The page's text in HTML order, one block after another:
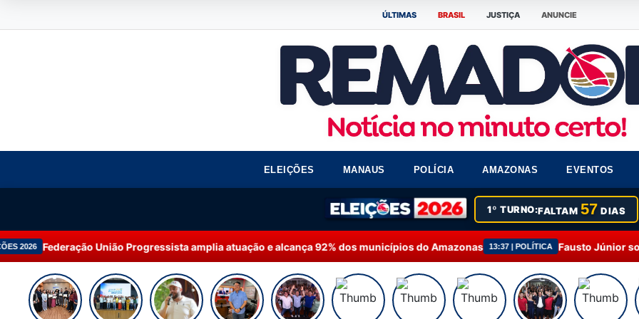
ÚLTIMAS BRASIL JUSTIÇA ANUNCIE
ELEIÇÕES MANAUS POLÍCIA AMAZONAS EVENTOS
1º TURNO:FALTAM 57 DIAS
amplia atuação e alcança 92% dos municípios do Amazonas 13:37 | POLÍTICA Fausto Júnior solicita investigação sobre falta de